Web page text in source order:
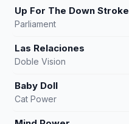
Up For The Down Stroke
Parliament
Las Relaciones
Doble Vision
Baby Doll
Cat Power